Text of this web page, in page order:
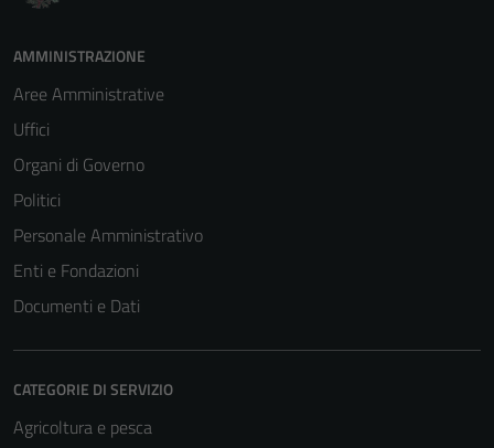
AMMINISTRAZIONE
Aree Amministrative
Uffici
Organi di Governo
Politici
Personale Amministrativo
Enti e Fondazioni
Documenti e Dati
CATEGORIE DI SERVIZIO
Agricoltura e pesca